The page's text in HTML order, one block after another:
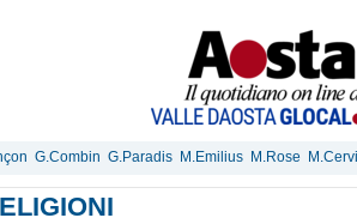
G.Combin G.Paradis M.Emilius M.Rose